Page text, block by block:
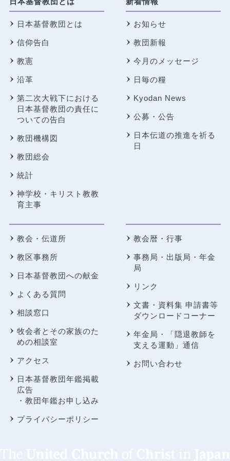
日本基督教団とは
信仰告白
教憲
沿革
第二次大戦下における
日本基督教団の責任に
ついての告白
教団機構図
教団総会
統計
神学校・キリスト教教
育主事
お知らせ
教団新報
今月のメッセージ
日毎の糧
Kyodan News
公募・公告
日本伝道の推進を祈る
日
教会・伝道所
教区事務所
日本基督教団への献金
よくある質問
相談窓口
牧会者とその家族のた
めの相談室
アクセス
日本基督教団年鑑掲載
広告
・教団年鑑お申し込み
プライバシーポリシー
教会暦・行事
事務局・出版局・年金
局
リンク
文書・資料集 申請書等
ダウンロードコーナー
年金局・
「隠退教師を
支える運動」通信
お問い合わせ